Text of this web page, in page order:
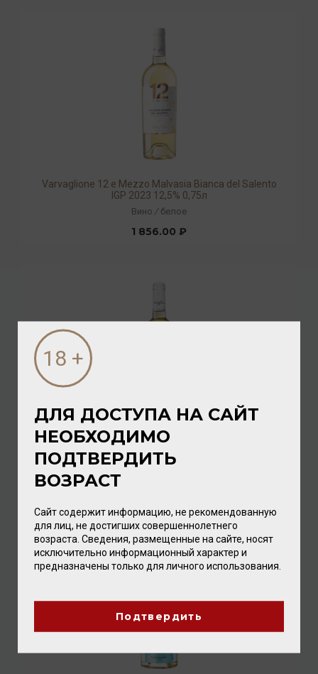
Varvaglione 12 e Mezzo Malvasia Bianca del Salento
IGP 2023 12,5% 0,75л
Вино / белое
1 856.00 ₽
Varvaglione 12 e Mezzo Bianco IGP Puglia organic wine
Вино / белое
ДЛЯ ДОСТУПА НА САЙТ
НЕОБХОДИМО
ПОДТВЕРДИТЬ
ВОЗРАСТ
Сайт содержит информацию, не рекомендованную
для лиц, не достигших совершеннолетнего
возраста. Сведения, размещенные на сайте, носят
исключительно информационный характер и
предназначены только для личного использования.
Подтвердить